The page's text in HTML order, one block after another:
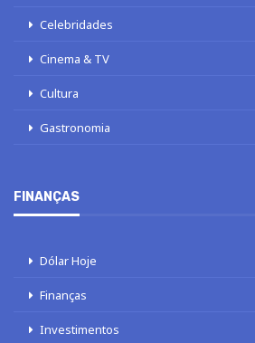
Celebridades
Cinema & TV
Cultura
Gastronomia
FINANÇAS
Dólar Hoje
Finanças
Investimentos